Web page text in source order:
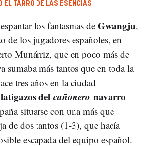
EL TARRO DE LAS ESENCIAS
los fantasmas deGwangju,
de los jugadores españoles, en
Munárriz, que en poco más de
sumaba más tantos que en toda la
tres años en la ciudad
del cañonero navarro
situarse con una más que
de dos tantos (1-3), que hacía
escapada del equipo español.